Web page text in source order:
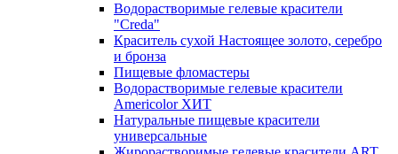
Водорастворимые гелевые красители
"Creda"
Краситель сухой Настоящее золото, серебро
и бронза
Пищевые фломастеры
Водорастворимые гелевые красители
Americolor ХИТ
Натуральные пищевые красители
универсальные